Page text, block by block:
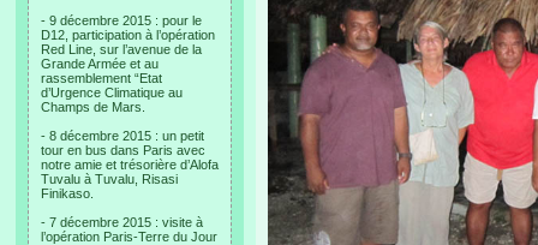
- 9 décembre 2015 : pour le
D12, participation à l’opération
Red Line, sur l’avenue de la
Grande Armée et au
rassemblement “Etat
d’Urgence Climatique au
Champs de Mars.
- 8 décembre 2015 : un petit
tour en bus dans Paris avec
notre amie et trésorière d’Alofa
Tuvalu à Tuvalu, Risasi
Finikaso.
- 7 décembre 2015 : visite à
l’opération Paris-Terre du Jour